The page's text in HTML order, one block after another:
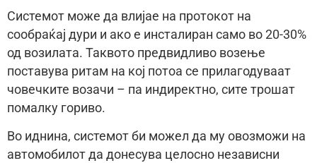
Системот може да влијае на протокот на
сообраќај дури и ако е инсталиран само во 20-30%
од возилата. Таквото предвидливо возење
поставува ритам на кој потоа се прилагодуваат
човечките возачи – па индиректно, сите трошат
помалку гориво.
Во иднина, системот би можел да му овозможи на
автомобилот да донесува целосно независни